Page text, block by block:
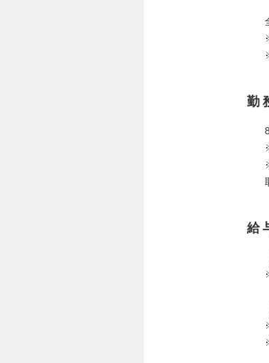
勤
給